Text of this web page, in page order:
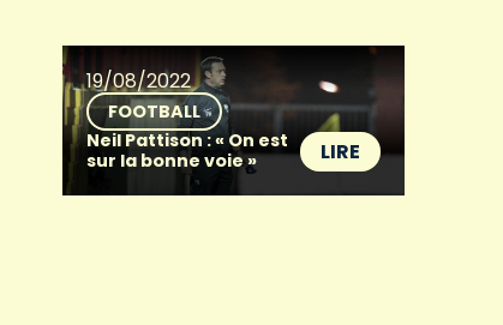
19/08/2022
FOOTBALL
Neil Pattison : « On est
sur la bonne voie »
LIRE